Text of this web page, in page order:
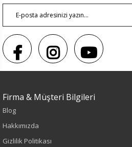
Sezon : YAZLIK
Renk
Firma & Müşteri Bilgileri
Blog
Hakkımızda
Gizlilik Politikası